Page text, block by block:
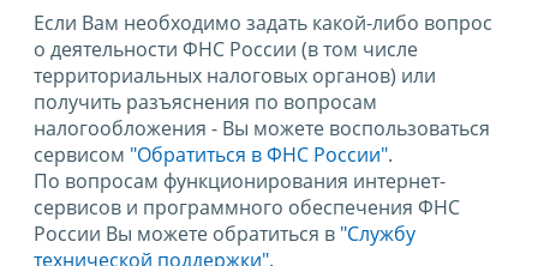
Если Вам необходимо задать какой-либо вопрос
о деятельности ФНС России (в том числе
территориальных налоговых органов) или
получить разъяснения по вопросам
налогообложения - Вы можете воспользоваться
сервисом "Обратиться в ФНС России".
По вопросам функционирования интернет-
сервисов и программного обеспечения ФНС
России Вы можете обратиться в "Службу
технической поддержки".